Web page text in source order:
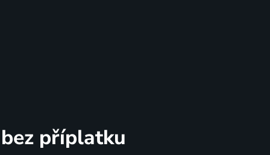
bez příplatku